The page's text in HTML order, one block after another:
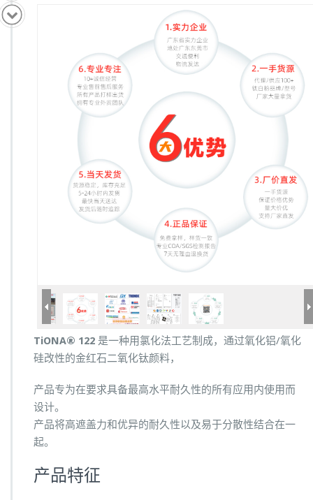
TiONA® 122 是一种用氯化法工艺制成，通过氧化铝/氧化
硅改性的金红石二氧化钛颜料，
产品专为在要求具备最高水平耐久性的所有应用内使用而
设计。
产品将高遮盖力和优异的耐久性以及易于分散性结合在一
起。
产品特征